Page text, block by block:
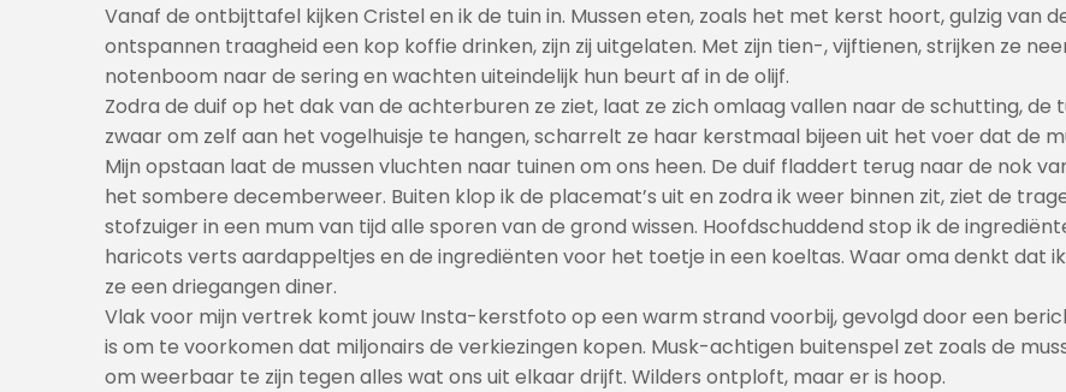
Vanaf de ontbijttafel kijken Cristel en ik de tuin in. Mussen eten, zoals het met kerst hoort, gulzig van
ontspannen traagheid een kop koffie drinken, zijn zij uitgelaten. Met zijn tien-, vijftienen, strijken ze
notenboom naar de sering en wachten uiteindelijk hun beurt af in de olijf.
Zodra de duif op het dak van de achterburen ze ziet, laat ze zich omlaag vallen naar de schutting, de
zwaar om zelf aan het vogelhuisje te hangen, scharrelt ze haar kerstmaal bijeen uit het voer dat de
Mijn opstaan laat de mussen vluchten naar tuinen om ons heen. De duif fladdert terug naar de nok
het sombere decemberweer. Buiten klop ik de placemat’s uit en zodra ik weer binnen zit, ziet de
stofzuiger in een mum van tijd alle sporen van de grond wissen. Hoofdschuddend stop ik de
haricots verts aardappeltjes en de ingrediënten voor het toetje in een koeltas. Waar oma denkt dat
ze een driegangen diner.
Vlak voor mijn vertrek komt jouw Insta-kerstfoto op een warm strand voorbij, gevolgd door een
is om te voorkomen dat miljonairs de verkiezingen kopen. Musk-achtigen buitenspel zet zoals de
om weerbaar te zijn tegen alles wat ons uit elkaar drijft. Wilders ontploft, maar er is hoop.